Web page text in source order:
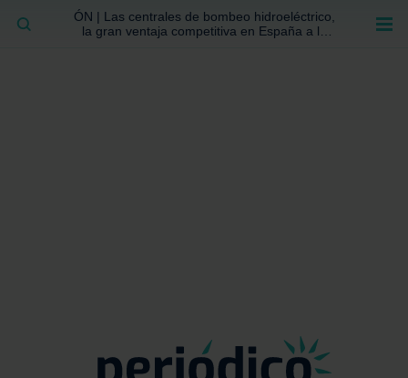
ÓN | Las centrales de bombeo hidroeléctrico,
la gran ventaja competitiva en España a la
BUSCAR